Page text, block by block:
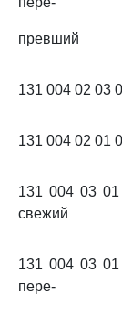
превший
131 004 02 03
131 004 02 01
131 004 03 01
свежий
131 004 03 01
пере-